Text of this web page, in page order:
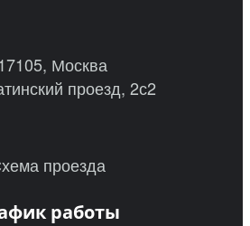
Москва
проезд, 2с2
проезда
работы